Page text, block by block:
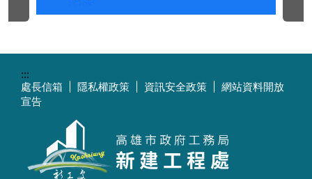
:::
處長信箱
隱私權政策 資訊安全政策
網站資料開放
宣告